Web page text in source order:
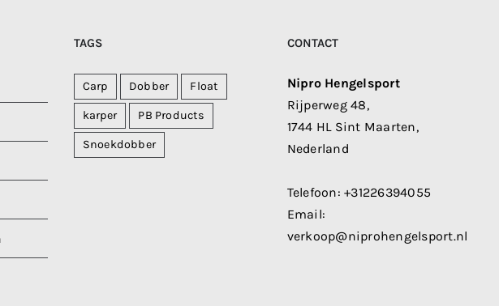
TAGS
Carp Dobber Float
karper PB Products
Snoekdobber
CONTACT
Nipro Hengelsport
Rijperweg 48,
1744 HL Sint Maarten,
Nederland
Telefoon:+31226394055
Email:
verkoop@niprohengelsport.nl